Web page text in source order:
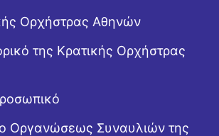
Ορχήστρας Αθηνών
της Κρατικής Ορχήστρας
Οργανώσεως Συναυλιών της